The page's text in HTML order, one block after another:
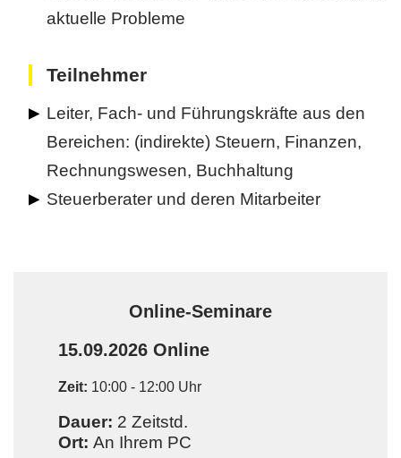
aktuelle Probleme
Teilnehmer
Leiter, Fach- und Führungskräfte aus den
Bereichen: (indirekte) Steuern, Finanzen,
Rechnungswesen, Buchhaltung
Steuerberater und deren Mitarbeiter
Online-Seminare
15.09.2026 Online
Zeit: 10:00 - 12:00 Uhr
Dauer: 2 Zeitstd.
Ort: An Ihrem PC